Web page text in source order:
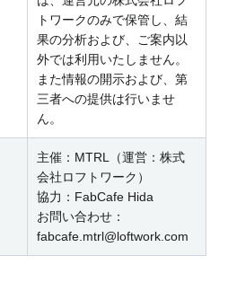
トワークのみで保管し、結
果の分析および、ご案内以
外では利用いたしません。
また情報の開示および、第
三者への提供は行いませ
ん。
主催：MTRL（運営：株式
会社ロフトワーク）
協力：FabCafe Hida
お問い合わせ：
fabcafe.mtrl@loftwork.com